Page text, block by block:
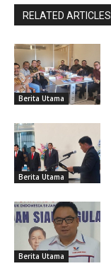
RELATED ARTICLES
Berita Utama
Berita Utama
Berita Utama